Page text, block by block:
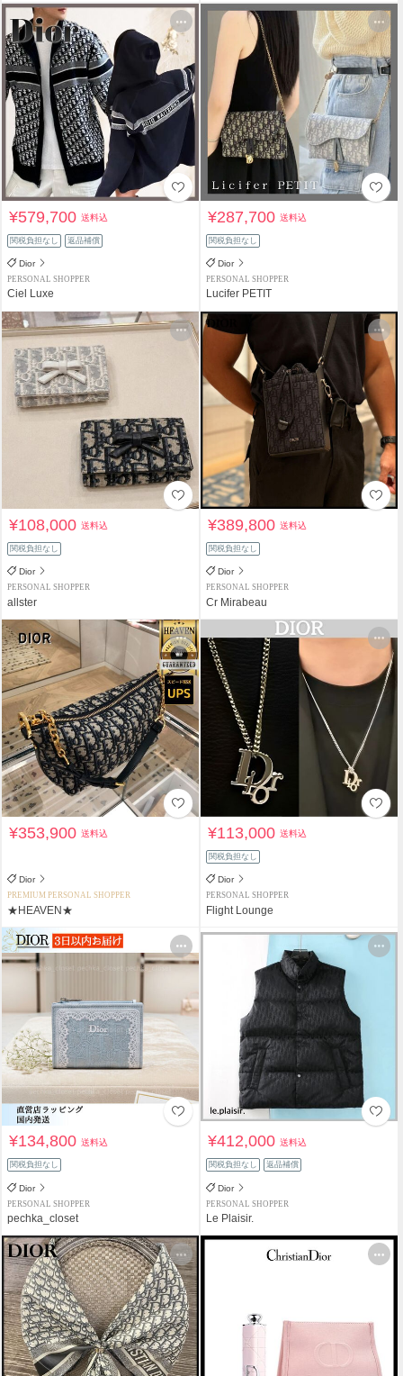
¥579,700送料込
関税負担なし 返品補償
Dior
PERSONAL SHOPPER
Ciel Luxe
¥287,700送料込
関税負担なし
Dior
PERSONAL SHOPPER
Lucifer PETIT
¥108,000送料込
関税負担なし
Dior
PERSONAL SHOPPER
allster
¥389,800送料込
関税負担なし
Dior
PERSONAL SHOPPER
Cr Mirabeau
¥353,900送料込
Dior
PREMIUM PERSONAL SHOPPER
★HEAVEN★
¥113,000送料込
関税負担なし
Dior
PERSONAL SHOPPER
Flight Lounge
¥134,800送料込
関税負担なし
Dior
PERSONAL SHOPPER
pechka_closet
¥412,000送料込
関税負担なし 返品補償
Dior
PERSONAL SHOPPER
Le Plaisir.